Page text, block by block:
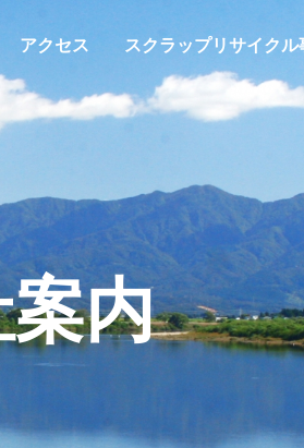
アクセス スクラップリサイクル
内